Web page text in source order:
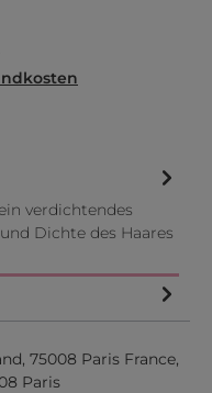
verdichtendes
Dichte des Haares
75008 Paris France,
Paris